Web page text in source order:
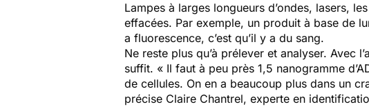
Lampes à larges longueurs d’ondes, lasers,
effacées. Par exemple, un produit à base de
a fluorescence, c’est qu’il y a du sang.
Ne reste plus qu’à prélever et analyser. Avec
suffit. « Il faut à peu près 1,5 nanogramme
de cellules. On en a beaucoup plus dans un
précise Claire Chantrel, experte en